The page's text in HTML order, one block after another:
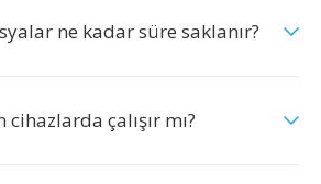
ne kadar süre saklanır?
çalışır mı?